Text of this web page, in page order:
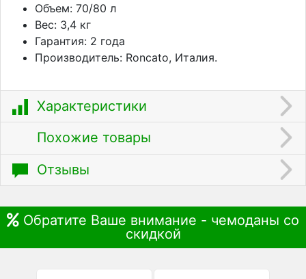
Объем: 70/80 л
Вес: 3,4 кг
Гарантия: 2 года
Производитель: Roncato, Италия.
Характеристики
Похожие товары
Отзывы
Обратите Ваше внимание - чемоданы со
скидкой